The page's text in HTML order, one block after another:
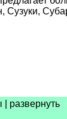
развернуть